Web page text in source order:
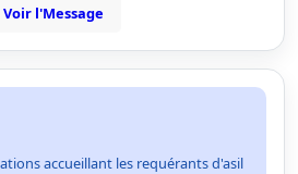
Voir l'Message
accueillant les requérants d'asil